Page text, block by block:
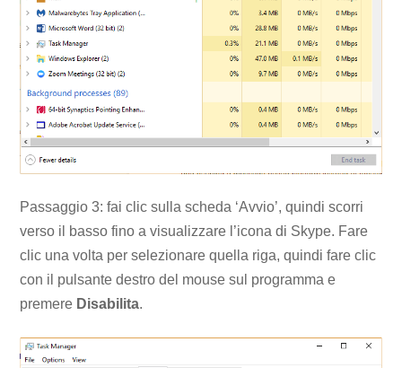
Passaggio 3: fai clic sulla scheda ‘Avvio’, quindi scorri
verso il basso fino a visualizzare l’icona di Skype. Fare
clic una volta per selezionare quella riga, quindi fare clic
con il pulsante destro del mouse sul programma e
premere Disabilita.